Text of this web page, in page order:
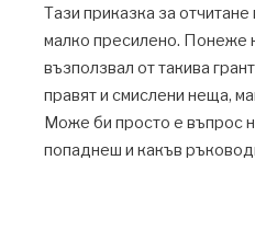
Тази приказка за
малко пресилено. Понеже
възползвал от такива
правят и смислени неща,
Може би просто е въпрос
попаднеш и какъв